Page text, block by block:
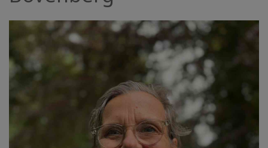
compte
propos
Bars